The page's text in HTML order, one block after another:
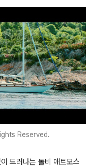
Reserved.
드러나는 돌비 애트모스